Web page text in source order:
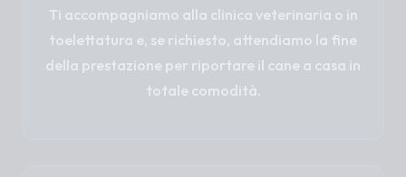
Ti accompagniamo alla clinica veterinaria o in
toelettatura e, se richiesto, attendiamo la fine
della prestazione per riportare il cane a casa in
totale comodità.